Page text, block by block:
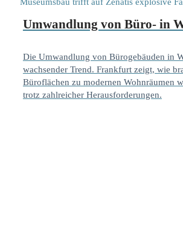
Umwandlung von Büro- in
Die Umwandlung von Bürogebäuden in
wachsender Trend. Frankfurt zeigt, wie
Büroflächen zu modernen Wohnräumen
trotz zahlreicher Herausforderungen.